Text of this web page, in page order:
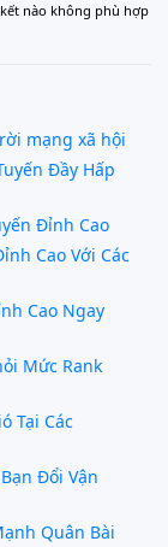
nào không phù hợp
mạng xã hội
Đầy Hấp
Đỉnh Cao
Cao Với Các
Cao Ngay
Mức Rank
Tại Các
Đổi Vận
Quân Bài